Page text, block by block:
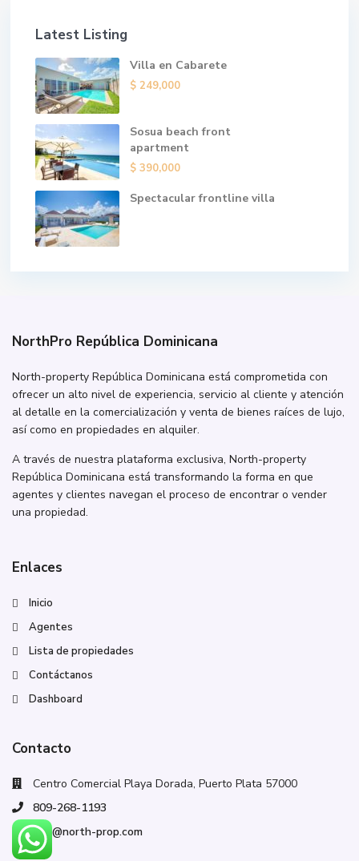
Latest Listing
Villa en Cabarete
$ 249,000
Sosua beach front
apartment
$ 390,000
Spectacular frontline villa
NorthPro República Dominicana
North-property República Dominicana está comprometida con
ofrecer un alto nivel de experiencia, servicio al cliente y atención
al detalle en la comercialización y venta de bienes raíces de lujo,
así como en propiedades en alquiler.
A través de nuestra plataforma exclusiva, North-property
República Dominicana está transformando la forma en que
agentes y clientes navegan el proceso de encontrar o vender
una propiedad.
Enlaces
Inicio
Agentes
Lista de propiedades
Contáctanos
Dashboard
Contacto
Centro Comercial Playa Dorada, Puerto Plata 57000
809-268-1193
info@north-prop.com